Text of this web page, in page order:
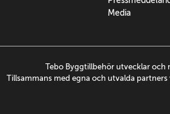
Media
Tebo Byggtillbehör utvecklar
Tillsammans med egna och utvalda